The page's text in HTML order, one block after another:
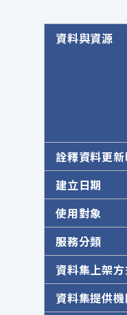
詮釋資料詳細內
資料與資源
詮釋資料更
建立日期
使用對象
服務分類
資料集上架
資料集提供機